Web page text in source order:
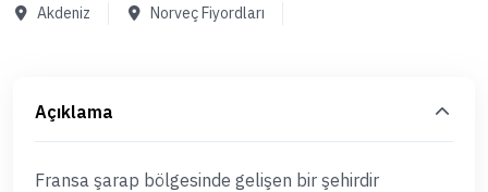
Akdeniz Norveç Fiyordları
Açıklama
Fransa şarap bölgesinde gelişen bir şehirdir